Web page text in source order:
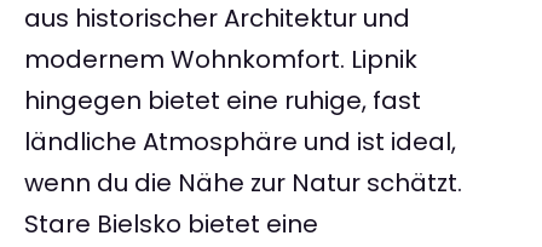
aus historischer Architektur und
modernem Wohnkomfort. Lipnik
hingegen bietet eine ruhige, fast
ländliche Atmosphäre und ist ideal,
wenn du die Nähe zur Natur schätzt.
Stare Bielsko bietet eine